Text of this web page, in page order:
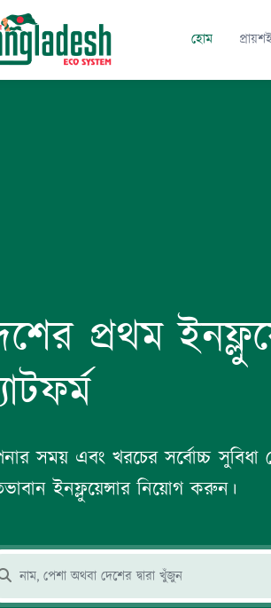
হোম
প্রথম
সময় এবং খরচের সর্বোচ্চ সুবিধা
ইনফ্লুয়েন্সার নিয়োগ করুন।